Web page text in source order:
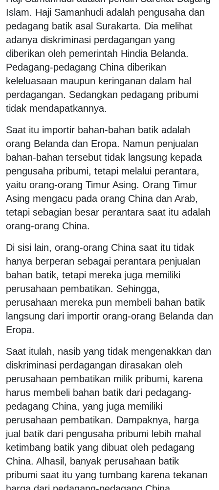
Islam. Haji Samanhudi adalah pengusaha dan
pedagang batik asal Surakarta. Dia melihat
adanya diskriminasi perdagangan yang
diberikan oleh pemerintah Hindia Belanda.
Pedagang-pedagang China diberikan
keleluasaan maupun keringanan dalam hal
perdagangan. Sedangkan pedagang pribumi
tidak mendapatkannya.
Saat itu importir bahan-bahan batik adalah
orang Belanda dan Eropa. Namun penjualan
bahan-bahan tersebut tidak langsung kepada
pengusaha pribumi, tetapi melalui perantara,
yaitu orang-orang Timur Asing. Orang Timur
Asing mengacu pada orang China dan Arab,
tetapi sebagian besar perantara saat itu adalah
orang-orang China.
Di sisi lain, orang-orang China saat itu tidak
hanya berperan sebagai perantara penjualan
bahan batik, tetapi mereka juga memiliki
perusahaan pembatikan. Sehingga,
perusahaan mereka pun membeli bahan batik
langsung dari importir orang-orang Belanda dan
Eropa.
Saat itulah, nasib yang tidak mengenakkan dan
diskriminasi perdagangan dirasakan oleh
perusahaan pembatikan milik pribumi, karena
harus membeli bahan batik dari pedagang-
pedagang China, yang juga memiliki
perusahaan pembatikan. Dampaknya, harga
jual batik dari pengusaha pribumi lebih mahal
ketimbang batik yang dibuat oleh pedagang
China. Alhasil, banyak perusahaan batik
pribumi saat itu yang tumbang karena tekanan